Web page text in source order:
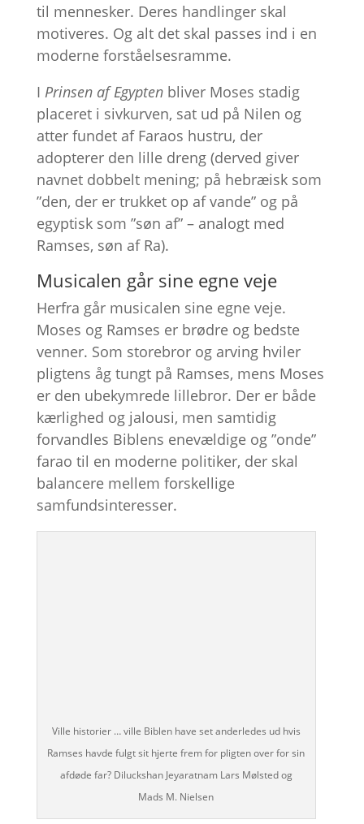
til mennesker. Deres handlinger skal
motiveres. Og alt det skal passes ind i en
moderne forståelsesramme.
I Prinsen af Egyptenbliver Moses stadig
placeret i sivkurven, sat ud på Nilen og
atter fundet af Faraos hustru, der
adopterer den lille dreng (derved giver
navnet dobbelt mening; på hebræisk som
”den, der er trukket op af vande” og på
egyptisk som ”søn af” – analogt med
Ramses, søn af Ra).
Musicalen går sine egne veje
Herfra går musicalen sine egne veje.
Moses og Ramses er brødre og bedste
venner. Som storebror og arving hviler
pligtens åg tungt på Ramses, mens Moses
er den ubekymrede lillebror. Der er både
kærlighed og jalousi, men samtidig
forvandles Biblens enevældige og ”onde”
farao til en moderne politiker, der skal
balancere mellem forskellige
samfundsinteresser.
Ville historier … ville Biblen have set anderledes ud hvis
Ramses havde fulgt sit hjerte frem for pligten over for sin
afdøde far? Diluckshan Jeyaratnam Lars Mølsted og
Mads M. Nielsen